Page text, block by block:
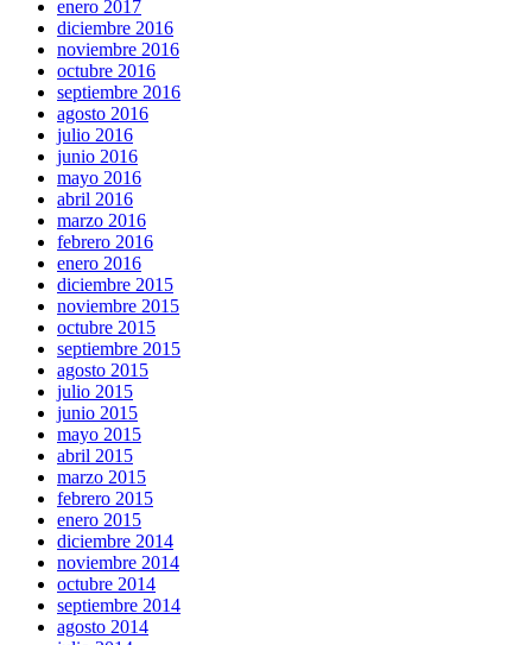
enero 2017
diciembre 2016
noviembre 2016
octubre 2016
septiembre 2016
agosto 2016
julio 2016
junio 2016
mayo 2016
abril 2016
marzo 2016
febrero 2016
enero 2016
diciembre 2015
noviembre 2015
octubre 2015
septiembre 2015
agosto 2015
julio 2015
junio 2015
mayo 2015
abril 2015
marzo 2015
febrero 2015
enero 2015
diciembre 2014
noviembre 2014
octubre 2014
septiembre 2014
agosto 2014